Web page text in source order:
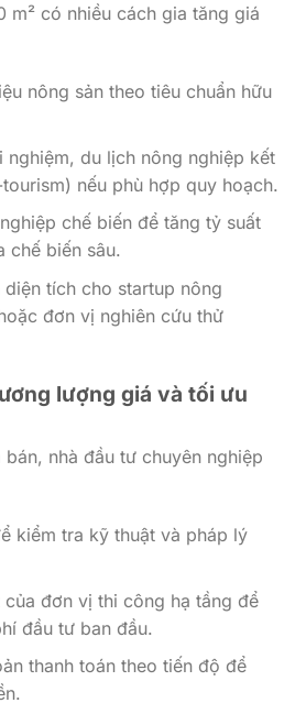
m² có nhiều cách gia tăng giá
nông sản theo tiêu chuẩn hữu
nghiệm, du lịch nông nghiệp kết
nếu phù hợp quy hoạch.
chế biến để tăng tỷ suất
chế biến sâu.
tích cho startup nông
đơn vị nghiên cứu thử
lượng giá và tối ưu
nhà đầu tư chuyên nghiệp
kiểm tra kỹ thuật và pháp lý
đơn vị thi công hạ tầng để
đầu tư ban đầu.
thanh toán theo tiến độ để